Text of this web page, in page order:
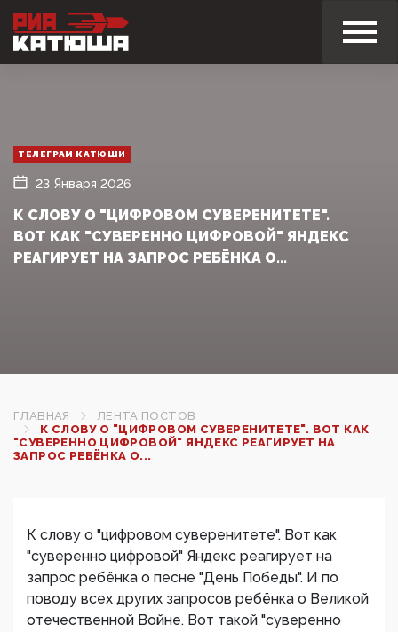
ТЕЛЕГРАМ КАТЮШИ
23 Января 2026
К СЛОВУ О "ЦИФРОВОМ СУВЕРЕНИТЕТЕ".
ВОТ КАК "СУВЕРЕННО ЦИФРОВОЙ" ЯНДЕКС
РЕАГИРУЕТ НА ЗАПРОС РЕБЁНКА О...
ГЛАВНАЯ
ЛЕНТА ПОСТОВ
К СЛОВУ О "ЦИФРОВОМ СУВЕРЕНИТЕТЕ". ВОТ КАК
"СУВЕРЕННО ЦИФРОВОЙ" ЯНДЕКС РЕАГИРУЕТ НА
ЗАПРОС РЕБЁНКА О...
К слову о "цифровом суверенитете". Вот как
"суверенно цифровой" Яндекс реагирует на
запрос ребёнка о песне "День Победы". И по
поводу всех других запросов ребёнка о Великой
отечественной Войне. Вот такой "суверенно